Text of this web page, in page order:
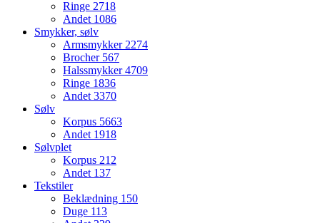
Ringe 2718
Andet 1086
Smykker, sølv
Armsmykker2274
Brocher 567
Halssmykker4709
Ringe 1836
Andet3370
Sølv
Korpus 5663
Andet 1918
Sølvplet
Korpus 212
Andet 137
Tekstiler
Beklædning 150
Duge 113